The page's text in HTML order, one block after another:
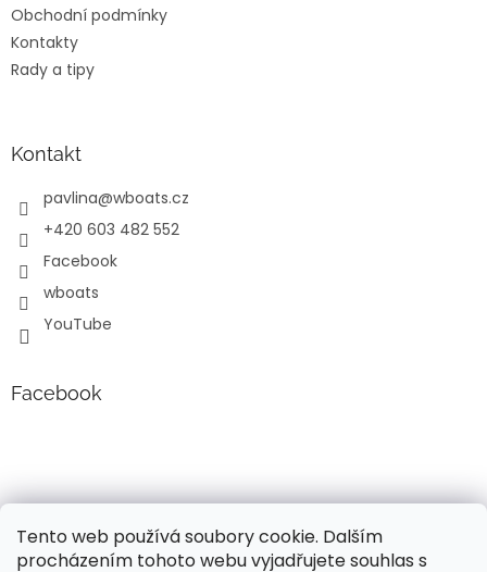
Tento web používá soubory cookie. Dalším
procházením tohoto webu vyjadřujete souhlas s
Obchodní podmínky
Kontakty
Rady a tipy
Kontakt
pavlina@wboats.cz
+420 603 482 552
Facebook
wboats
YouTube
Facebook